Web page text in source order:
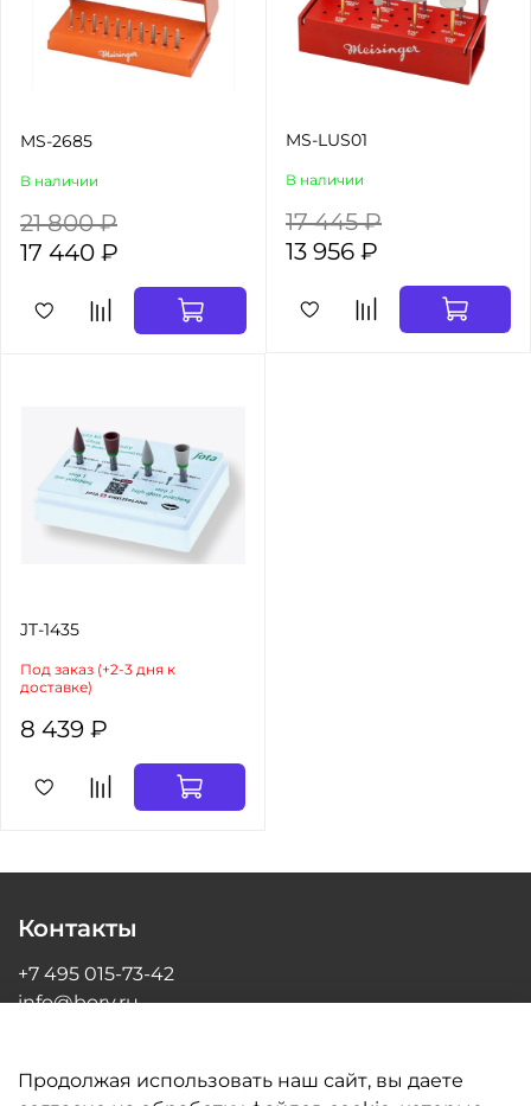
MS-2685
В наличии
21 800 ₽
17 440 ₽
MS-LUS01
В наличии
17 445 ₽
13 956 ₽
JT-1435
Под заказ (+2-3 дня к
доставке)
8 439 ₽
Контакты
+7 495 015-73-42
info@bory.ru
Продолжая использовать наш сайт, вы даете